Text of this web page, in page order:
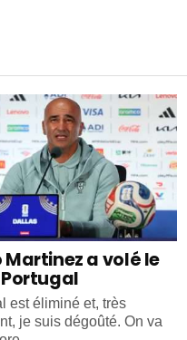
Martinez a volé le
est éliminé et, très
je suis dégoûté. On va